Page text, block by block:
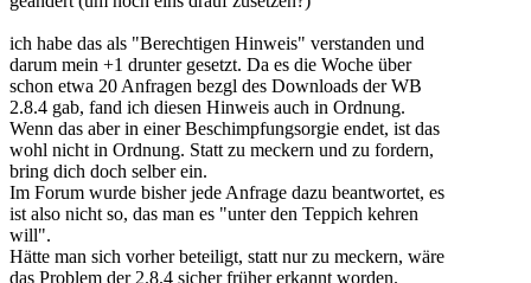
ich habe das als "Berechtigen Hinweis" verstanden und
darum mein +1 drunter gesetzt. Da es die Woche über
schon etwa 20 Anfragen bezgl des Downloads der WB
2.8.4 gab, fand ich diesen Hinweis auch in Ordnung.
Wenn das aber in einer Beschimpfungsorgie endet, ist das
wohl nicht in Ordnung. Statt zu meckern und zu fordern,
bring dich doch selber ein.
Im Forum wurde bisher jede Anfrage dazu beantwortet, es
ist also nicht so, das man es "unter den Teppich kehren
will".
Hätte man sich vorher beteiligt, statt nur zu meckern, wäre
das Problem der 2.8.4 sicher früher erkannt worden.